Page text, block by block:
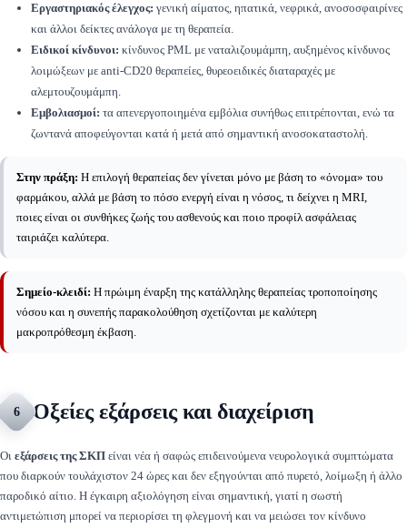
Εργαστηριακός έλεγχος: γενική αίματος, ηπατικά, νεφρικά, ανοσοσφαιρίνες
και άλλοι δείκτες ανάλογα με τη θεραπεία.
Ειδικοί κίνδυνοι: κίνδυνος PML με ναταλιζουμάμπη, αυξημένος κίνδυνος
λοιμώξεων με anti-CD20 θεραπείες, θυρεοειδικές διαταραχές με
αλεμτουζουμάμπη.
Εμβολιασμοί: τα απενεργοποιημένα εμβόλια συνήθως επιτρέπονται, ενώ τα
ζωντανά αποφεύγονται κατά ή μετά από σημαντική ανοσοκαταστολή.
Στην πράξη: Η επιλογή θεραπείας δεν γίνεται μόνο με βάση το «όνομα» του
φαρμάκου, αλλά με βάση το πόσο ενεργή είναι η νόσος, τι δείχνει η MRI,
ποιες είναι οι συνθήκες ζωής του ασθενούς και ποιο προφίλ ασφάλειας
ταιριάζει καλύτερα.
Σημείο-κλειδί: Η πρώιμη έναρξη της κατάλληλης θεραπείας τροποποίησης
νόσου και η συνεπής παρακολούθηση σχετίζονται με καλύτερη
μακροπρόθεσμη έκβαση.
6 Οξείες εξάρσεις και διαχείριση
Οι εξάρσεις της ΣΚΠ είναι νέα ή σαφώς επιδεινούμενα νευρολογικά συμπτώματα
που διαρκούν τουλάχιστον 24 ώρες και δεν εξηγούνται από πυρετό, λοίμωξη ή άλλο
παροδικό αίτιο. Η έγκαιρη αξιολόγηση είναι σημαντική, γιατί η σωστή
αντιμετώπιση μπορεί να περιορίσει τη φλεγμονή και να μειώσει τον κίνδυνο